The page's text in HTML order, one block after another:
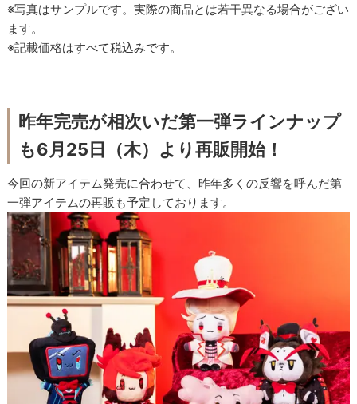
※写真はサンプルです。実際の商品とは若干異なる場合がござい
ます。
※記載価格はすべて税込みです。
昨年完売が相次いだ第一弾ラインナップ
も6月25日（木）より再販開始！
今回の新アイテム発売に合わせて、昨年多くの反響を呼んだ第
一弾アイテムの再販も予定しております。